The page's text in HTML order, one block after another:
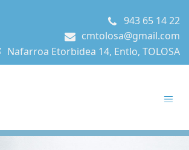
943 65 14 22
cmtolosa@gmail.com
Nafarroa Etorbidea 14, Entlo, TOLOSA